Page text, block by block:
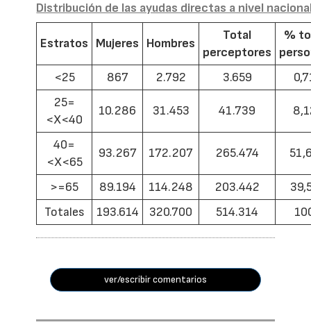
Distribución de las ayudas directas a nivel
Estratos Mujeres Hombres
Total
perceptores
%
<25
867 2.792 3.659
25=
<X<40
10.286 31.453 41.739
40=
<X<65
93.267 172.207 265.474
>=65 89.194 114.248 203.442
Totales
193.614 320.700 514.314
ver/escribir comentarios